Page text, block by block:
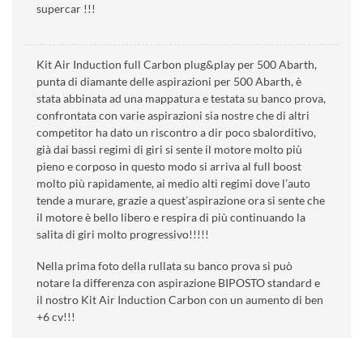
supercar !!!
Kit Air Induction full Carbon plug&play per 500 Abarth,
punta di diamante delle aspirazioni per 500 Abarth, è
stata abbinata ad una mappatura e testata su banco prova,
confrontata con varie aspirazioni sia nostre che di altri
competitor ha dato un riscontro a dir poco sbalorditivo,
già dai bassi regimi di giri si sente il motore molto più
pieno e corposo in questo modo si arriva al full boost
molto più rapidamente, ai medio alti regimi dove l’auto
tende a murare, grazie a quest’aspirazione ora si sente che
il motore è bello libero e respira di più continuando la
salita di giri molto progressivo!!!!!
Nella prima foto della rullata su banco prova si può
notare la differenza con aspirazione BIPOSTO standard e
il nostro Kit Air Induction Carbon con un aumento di ben
+6 cv!!!